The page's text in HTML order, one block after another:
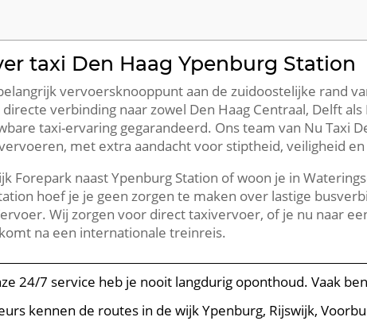
taxi Den Haag Ypenburg Station
vervoersknooppunt aan de zuidoostelijke rand
verbinding naar zowel Den Haag Centraal, Delft
taxi-ervaring gegarandeerd. Ons team van Nu Taxi
met extra aandacht voor stiptheid, veiligheid
Forepark naast Ypenburg Station of woon je in
hoef je je geen zorgen te maken over lastige
Wij zorgen voor direct taxivervoer, of je nu naar
na een internationale treinreis.
24/7 service heb je nooit langdurig oponthoud. Vaak
kennen de routes in de wijk Ypenburg, Rijswijk,